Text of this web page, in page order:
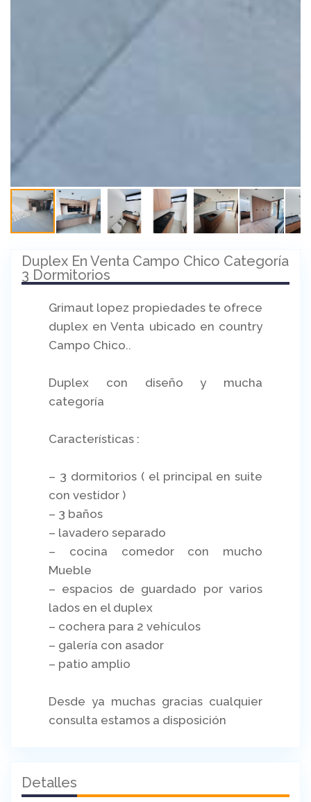
Duplex En Venta Campo Chico Categoría
3 Dormitorios
Grimaut lopez propiedades te ofrece
duplex en Venta ubicado en country
Campo Chico..
Duplex con diseño y mucha
categoría
Características :
– 3 dormitorios ( el principal en suite
con vestidor )
– 3 baños
– lavadero separado
– cocina comedor con mucho
Mueble
– espacios de guardado por varios
lados en el duplex
– cochera para 2 vehículos
– galería con asador
– patio amplio
Desde ya muchas gracias cualquier
consulta estamos a disposición
Detalles